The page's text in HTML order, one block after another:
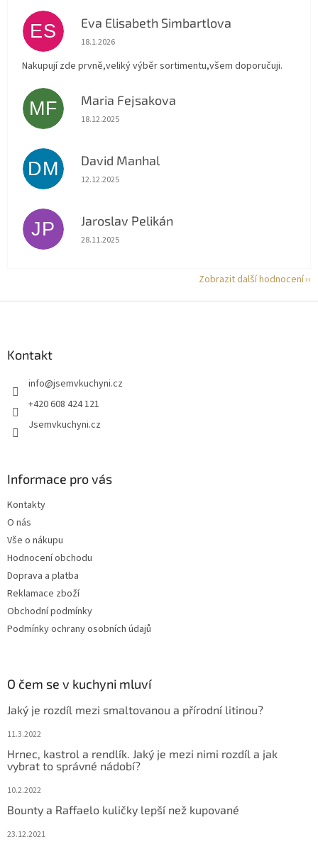
ES Eva Elisabeth Simbartlova
Hodnocení obchodu je 5 z 5 hvězdiček.
18.1.2026
Nakupují zde prvně,veliký výběr sortimentu,všem doporučuji.
MF Maria Fejsakova
Hodnocení obchodu je 5 z 5 hvězdiček.
18.12.2025
DM David Manhal
Hodnocení obchodu je 5 z 5 hvězdiček.
12.12.2025
JP Jaroslav Pelikán
Hodnocení obchodu je 5 z 5 hvězdiček.
28.11.2025
Zobrazit další hodnocení
Kontakt
info@jsemvkuchyni.cz
+420 608 424 121
Jsemvkuchyni.cz
Informace pro vás
Kontakty
O nás
Vše o nákupu
Hodnocení obchodu
Doprava a platba
Reklamace zboží
Obchodní podmínky
Podmínky ochrany osobních údajů
O čem se v kuchyni mluví
Jaký je rozdíl mezi smaltovanou a přírodní litinou?
11.3.2022
Hrnec, kastrol a rendlík. Jaký je mezi nimi rozdíl a jak
vybrat to správné nádobí?
10.2.2022
Bounty a Raffaelo kuličky lepší než kupované
23.12.2021